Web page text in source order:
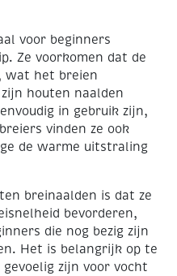
voor beginners
Ze voorkomen dat de
wat het breien
houten naalden
in gebruik zijn,
vinden ze ook
de warme uitstraling
breinaalden is dat ze
bevorderen,
die nog bezig zijn
Het is belangrijk op te
zijn voor vocht